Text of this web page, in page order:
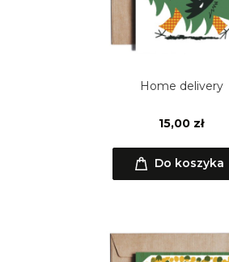
Home delivery
15,00 zł
Do koszyka